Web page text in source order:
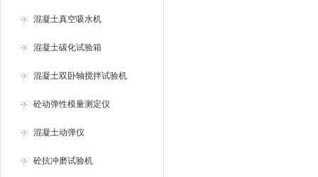
混凝土真空吸水机
混凝土碳化试验箱
混凝土双卧轴搅拌试验机
砼动弹性模量测定仪
混凝土动弹仪
砼抗冲磨试验机